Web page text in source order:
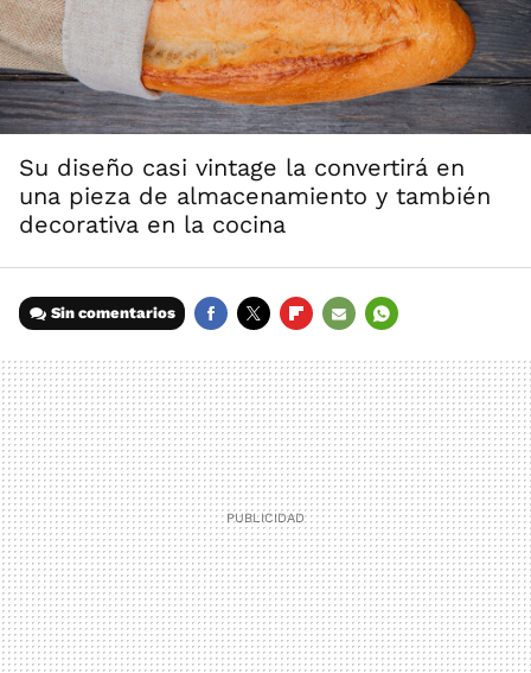
Su diseño casi vintage la convertirá en
una pieza de almacenamiento y también
decorativa en la cocina
Sin comentarios
MAIL